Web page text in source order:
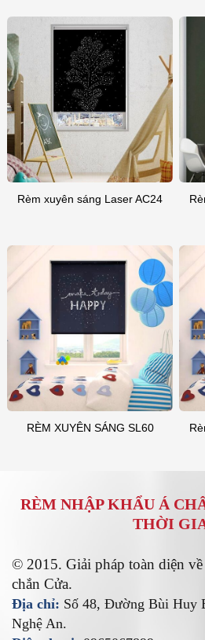
Rèm xuyên sáng Laser AC24
RÈM XUYÊN SÁNG SL60
RÈM NHẬP KHẨU Á
THỜI
© 2015. Giải pháp toàn diện
chắn Cửa.
Địa chỉ: Số 48, Đường Bùi Huy
Nghệ An.